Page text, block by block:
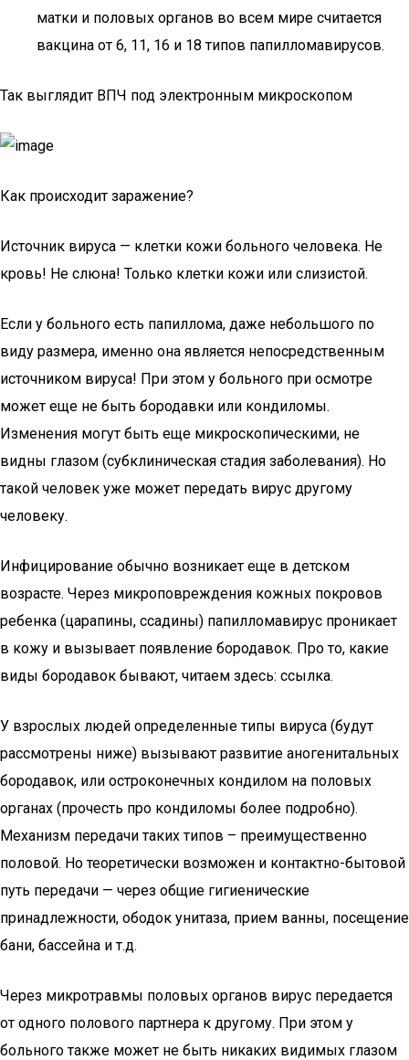
матки и половых органов во всем мире считается
вакцина от 6, 11, 16 и 18 типов папилломавирусов.
Так выглядит ВПЧ под электронным микроскопом
Как происходит заражение?
Источник вируса — клетки кожи больного человека. Не
кровь! Не слюна! Только клетки кожи или слизистой.
Если у больного есть папиллома, даже небольшого по
виду размера, именно она является непосредственным
источником вируса! При этом у больного при осмотре
может еще не быть бородавки или кондиломы.
Изменения могут быть еще микроскопическими, не
видны глазом (субклиническая стадия заболевания). Но
такой человек уже может передать вирус другому
человеку.
Инфицирование обычно возникает еще в детском
возрасте. Через микроповреждения кожных покровов
ребенка (царапины, ссадины) папилломавирус проникает
в кожу и вызывает появление бородавок. Про то, какие
виды бородавок бывают, читаем здесь: ссылка.
У взрослых людей определенные типы вируса (будут
рассмотрены ниже) вызывают развитие аногенитальных
бородавок, или остроконечных кондилом на половых
органах (прочесть про кондиломы более подробно).
Механизм передачи таких типов – преимущественно
половой. Но теоретически возможен и контактно-бытовой
путь передачи — через общие гигиенические
принадлежности, ободок унитаза, прием ванны, посещение
бани, бассейна и т.д.
Через микротравмы половых органов вирус передается
от одного полового партнера к другому. При этом у
больного также может не быть никаких видимых глазом